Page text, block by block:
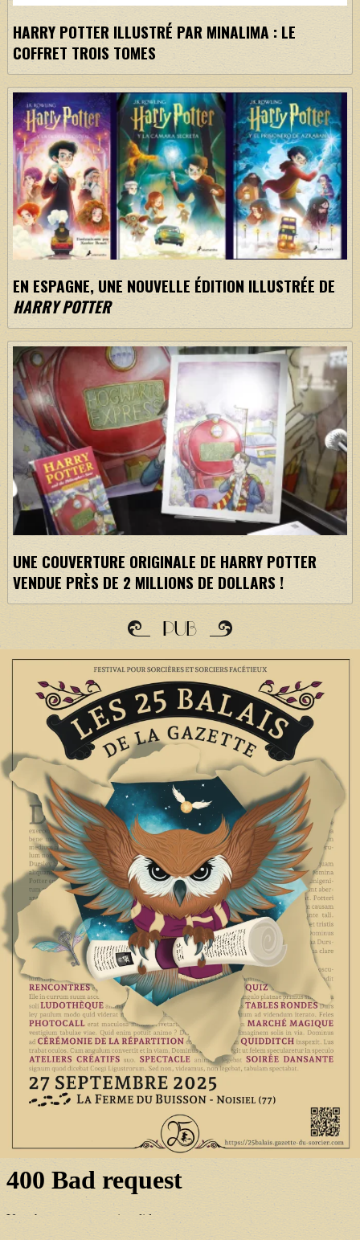
HARRY POTTER ILLUSTRÉ PAR MINALIMA : LE
COFFRET TROIS TOMES
EN ESPAGNE, UNE NOUVELLE ÉDITION ILLUSTRÉE DE
HARRY POTTER
UNE COUVERTURE ORIGINALE DE HARRY POTTER
VENDUE PRÈS DE 2 MILLIONS DE DOLLARS !
PUB